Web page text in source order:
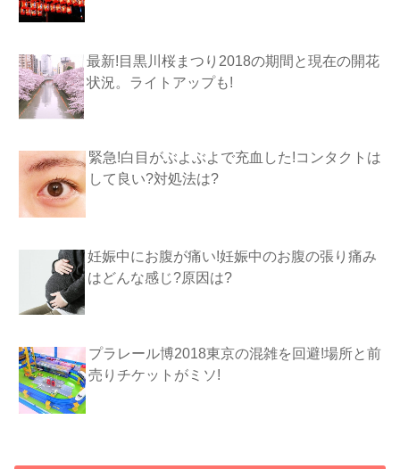
最新!目黒川桜まつり2018の期間と現在の開花
状況。ライトアップも!
緊急!白目がぶよぶよで充血した!コンタクトは
して良い?対処法は?
妊娠中にお腹が痛い!妊娠中のお腹の張り痛み
はどんな感じ?原因は?
プラレール博2018東京の混雑を回避!場所と前
売りチケットがミソ!